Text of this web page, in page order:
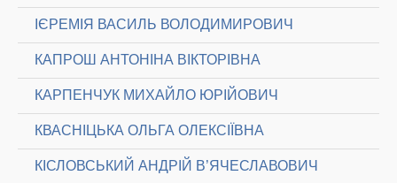
ІЄРЕМІЯ ВАСИЛЬ ВОЛОДИМИРОВИЧ
КАПРОШ АНТОНІНА ВІКТОРІВНА
КАРПЕНЧУК МИХАЙЛО ЮРІЙОВИЧ
КВАСНІЦЬКА ОЛЬГА ОЛЕКСІЇВНА
КІСЛОВСЬКИЙ АНДРІЙ В’ЯЧЕСЛАВОВИЧ